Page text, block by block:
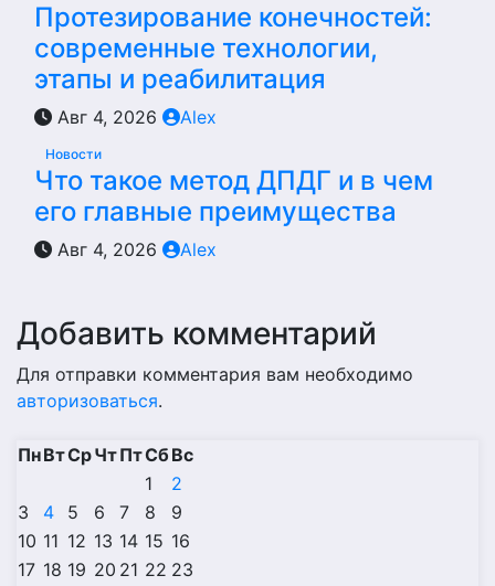
Протезирование конечностей:
современные технологии,
этапы и реабилитация
Авг 4, 2026 Alex
Новости
Что такое метод ДПДГ и в чем
его главные преимущества
Авг 4, 2026 Alex
Добавить комментарий
Для отправки комментария вам необходимо
авторизоваться.
ПнВтСрЧтПтСбВс
1
2
3
4 5 6 7 8
9
10 11 12 13 14 15 16
17 18 19 20 21 22 23